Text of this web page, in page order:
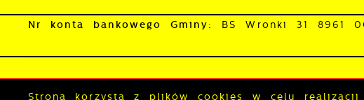
Nr konta bankowego Gminy: BS Wronki 31 8961
Strona korzysta z plików cookies w celu realizacji